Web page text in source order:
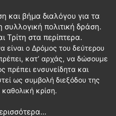
και βήμα διαλόγου για τα
συλλογική πολιτική δράση.
Τρίτη στα περίπτερα.
είναι ο Δρόμος του δεύτερου
κατ’ αρχάς, να δώσουμε
πρέπει ενσυνείδητα και
ως συμβολή διεξόδου της
κρίση.